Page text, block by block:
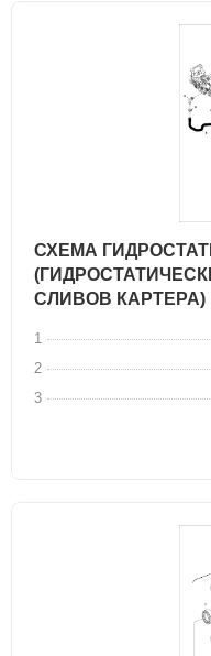
СХЕМА
СЛИВОВ КАРТЕРА)
1
2
3